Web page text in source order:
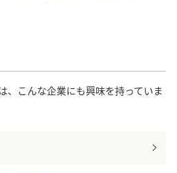
、こんな企業にも興味を持っていま